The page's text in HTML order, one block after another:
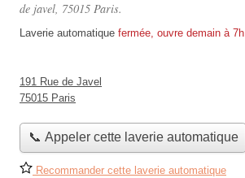
de javel, 75015 Paris.
Laverie automatique fermée, ouvre demain à 7h
191 Rue de Javel
75015 Paris
📞 Appeler cette laverie automatique
Recommander cette laverie automatique